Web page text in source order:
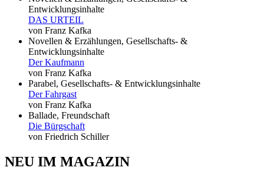
Entwicklungsinhalte
DAS URTEIL
von Franz Kafka
Novellen & Erzählungen, Gesellschafts- &
Entwicklungsinhalte
Der Kaufmann
von Franz Kafka
Parabel, Gesellschafts- & Entwicklungsinhalte
Der Fahrgast
von Franz Kafka
Ballade, Freundschaft
Die Bürgschaft
von Friedrich Schiller
NEU IM MAGAZIN